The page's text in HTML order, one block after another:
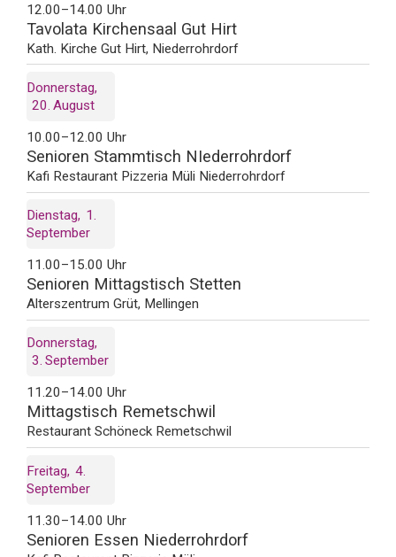
12.00–14.00 Uhr
Tavolata Kirchensaal Gut Hirt
Kath. Kirche Gut Hirt, Niederrohrdorf
Donnerstag
20 August
10.00–12.00 Uhr
Senioren Stammtisch NIederrohrdorf
Kafi Restaurant Pizzeria Müli Niederrohrdorf
Dienstag
1
September
11.00–15.00 Uhr
Senioren Mittagstisch Stetten
Alterszentrum Grüt, Mellingen
Donnerstag
3 September
11.20–14.00 Uhr
Mittagstisch Remetschwil
Restaurant Schöneck Remetschwil
Freitag 4
September
11.30–14.00 Uhr
Senioren Essen Niederrohrdorf